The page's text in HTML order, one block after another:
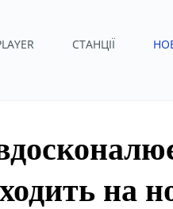
СТАНЦІЇ
на